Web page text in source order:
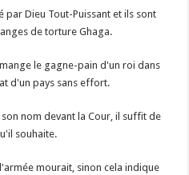
par Dieu Tout-Puissant et ils sont
anges de torture Ghaga.
le gagne-pain d'un roi dans
d'un pays sans effort.
nom devant la Cour, il suffit de
souhaite.
mourait, sinon cela indique